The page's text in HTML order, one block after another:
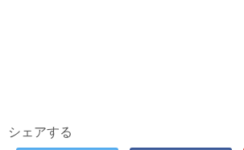
シェアする